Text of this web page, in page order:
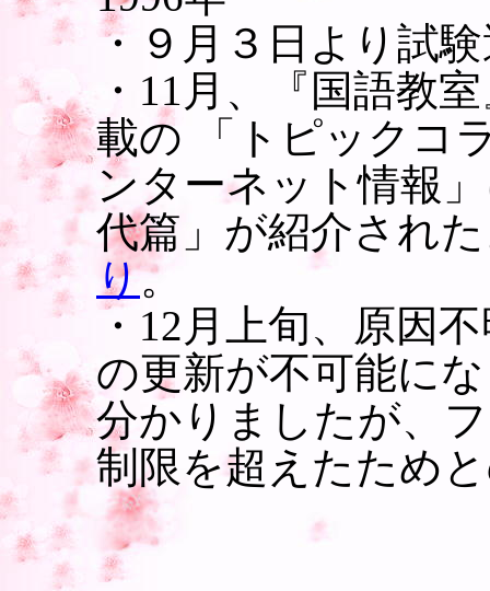
・９月３日より試
・11月、『国語教
載の 「トピックコ
ンターネット情報
代篇」が紹介され
り。
・12月上旬、原因
の更新が不可能に
分かりましたが、
制限を超えたため